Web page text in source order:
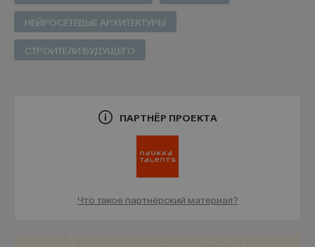
НЕЙРОСЕТЕВЫЕ АРХИТЕКТУРЫ
СТРОИТЕЛИ БУДУЩЕГО
ПАРТНЁР ПРОЕКТА
Что такое партнёрский материал?